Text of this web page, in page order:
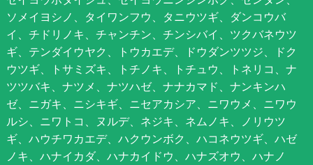
ソメイヨシノ、タイワンフウ、タニウツギ、ダンコウバ
イ、チドリノキ、チャンチン、チンシバイ、ツクバネウツ
ギ、テンダイウヤク、トウカエデ、ドウダンツツジ、ドク
ウツギ、トサミズキ、トチノキ、トチュウ、トネリコ、ナ
ツツバキ、ナツメ、ナツハゼ、ナナカマド、ナンキンハ
ゼ、ニガキ、ニシキギ、ニセアカシア、ニワウメ、ニワウ
ルシ、ニワトコ、ヌルデ、ネジキ、ネムノキ、ノリウツ
ギ、ハウチワカエデ、ハクウンボク、ハコネウツギ、ハゼ
ノキ、ハナイカダ、ハナカイドウ、ハナズオウ、ハナノ